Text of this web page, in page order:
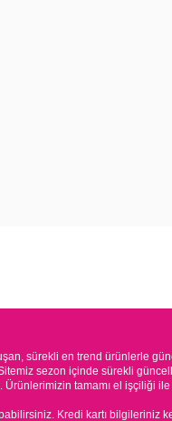
sürekli en trend ürünlerle
Sitemiz sezon içinde sürekli
tamamı el işçiliği
Kredi kartı bilgileriniz